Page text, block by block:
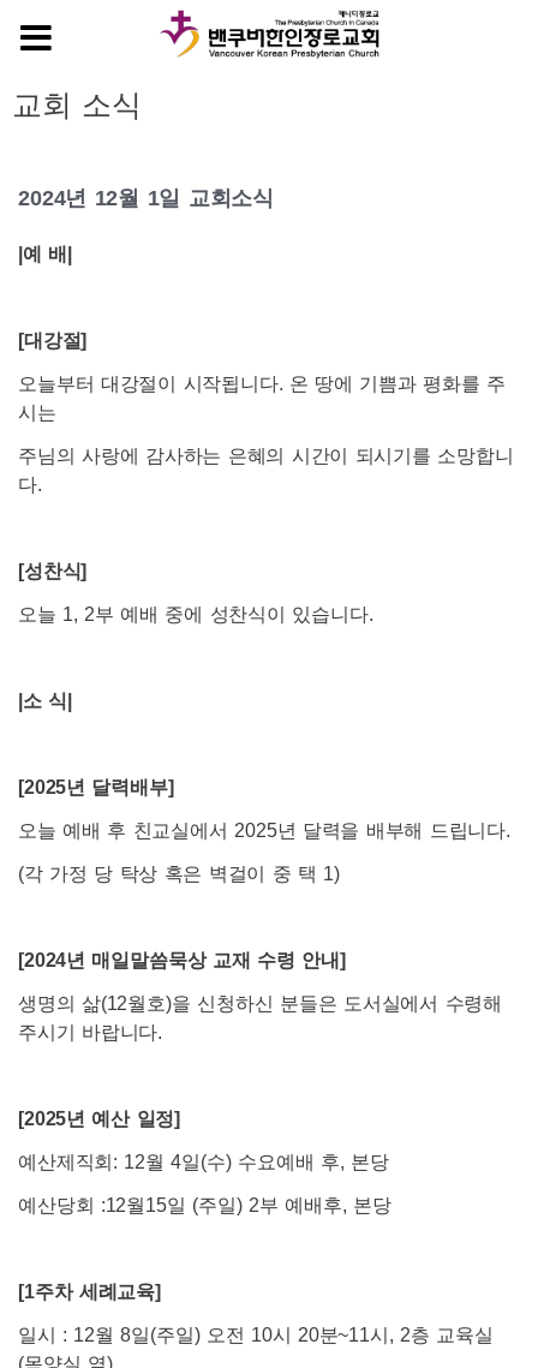
교회 소식
2024년 12월 1일 교회소식
예 배|
[대강절]
오늘부터 대강절이 시작됩니다. 온 땅에 기쁨과 평화를 주
시는
주님의 사랑에 감사하는 은혜의 시간이 되시기를 소망합니
다.
[성찬식]
오늘 1, 2부 예배 중에 성찬식이 있습니다.
소 식|
[2025년 달력배부]
오늘 예배 후 친교실에서 2025년 달력을 배부해 드립니다.
(각 가정 당 탁상 혹은 벽걸이 중 택 1)
[2024년 매일말씀묵상 교재 수령 안내]
생명의 삶(12월호)을 신청하신 분들은 도서실에서 수령해
주시기 바랍니다.
[2025년 예산 일정]
예산제직회: 12월 4일(수) 수요예배 후, 본당
예산당회 :12월15일 (주일) 2부 예배후, 본당
[1주차 세례교육]
일시 : 12월 8일(주일) 오전 10시 20분~11시, 2층 교육실
(목양실 옆)